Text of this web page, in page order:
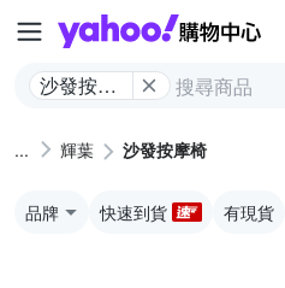
沙發按摩
輝葉 沙發按摩椅
品牌 快速到貨 有現貨